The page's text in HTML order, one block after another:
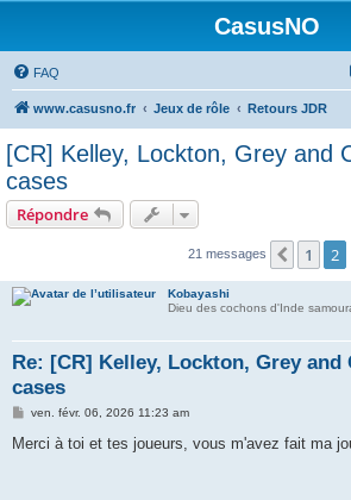
CasusNO
FAQ
www.casusno.fr Jeux de rôle Retours JDR
[CR] Kelley, Lockton, Grey and
cases
Répondre
21 messages 1 2
Kobayashi
Dieu des cochons d'Inde
Re: [CR] Kelley, Lockton, Grey and
cases
M
s
ven. févr. 06, 2026 11:23 am
Merci à toi et tes joueurs, vous m'avez fait ma